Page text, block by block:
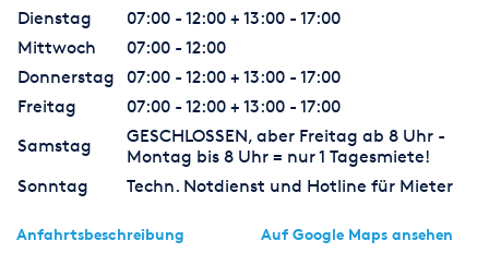
Dienstag
07:00 - 12:00 + 13:00 - 17:00
Mittwoch
07:00 - 12:00
Donnerstag
07:00 - 12:00 + 13:00 - 17:00
Freitag
07:00 - 12:00 + 13:00 - 17:00
Samstag
GESCHLOSSEN, aber Freitag ab 8 Uhr -
Montag bis 8 Uhr = nur 1 Tagesmiete!
Sonntag
Techn. Notdienst und Hotline für Mieter
Anfahrtsbeschreibung Auf Google Maps ansehen